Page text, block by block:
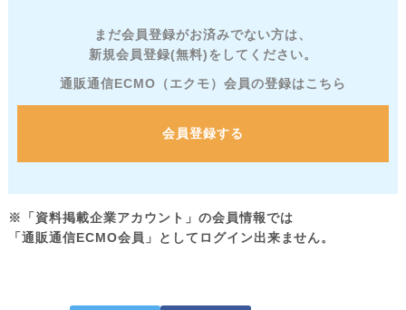
まだ会員登録がお済みでない方は、
新規会員登録(無料)をしてください。
通販通信ECMO（エクモ）会員の登録はこちら
会員登録する
※「資料掲載企業アカウント」の会員情報では
「通販通信ECMO会員」としてログイン出来ません。